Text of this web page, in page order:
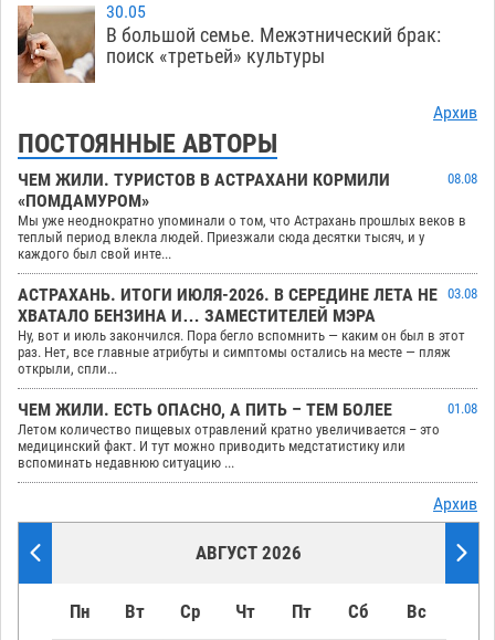
30.05
В большой семье. Межэтнический брак:
поиск «третьей» культуры
Архив
ПОСТОЯННЫЕ АВТОРЫ
ЧЕМ ЖИЛИ. ТУРИСТОВ В АСТРАХАНИ КОРМИЛИ
«ПОМДАМУРОМ»
08.08
Мы уже неоднократно упоминали о том, что Астрахань прошлых веков в
теплый период влекла людей. Приезжали сюда десятки тысяч, и у
каждого был свой инте...
АСТРАХАНЬ. ИТОГИ ИЮЛЯ-2026. В СЕРЕДИНЕ ЛЕТА НЕ
ХВАТАЛО БЕНЗИНА И… ЗАМЕСТИТЕЛЕЙ МЭРА
03.08
Ну, вот и июль закончился. Пора бегло вспомнить — каким он был в этот
раз. Нет, все главные атрибуты и симптомы остались на месте — пляж
открыли, спли...
ЧЕМ ЖИЛИ. ЕСТЬ ОПАСНО, А ПИТЬ – ТЕМ БОЛЕЕ
01.08
Летом количество пищевых отравлений кратно увеличивается – это
медицинский факт. И тут можно приводить медстатистику или
вспоминать недавнюю ситуацию ...
Архив
АВГУСТ 2026
Пн Вт Ср Чт Пт Сб Вс